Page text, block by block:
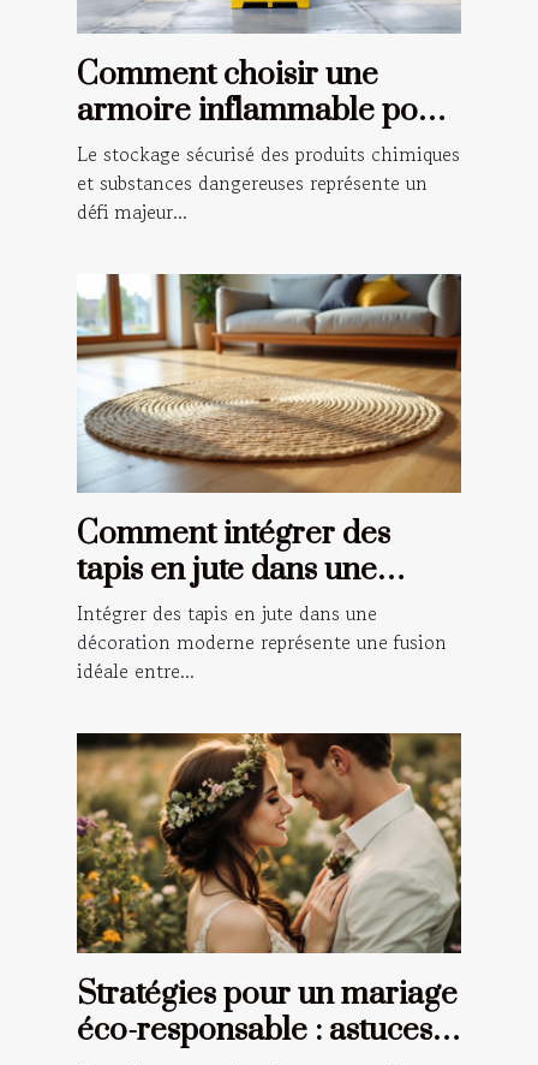
Comment choisir une
armoire inflammable pour
la sécurité de votre
entreprise
Le stockage sécurisé des produits chimiques
et substances dangereuses représente un
défi majeur...
Comment intégrer des
tapis en jute dans une
décoration moderne ?
Intégrer des tapis en jute dans une
décoration moderne représente une fusion
idéale entre...
Stratégies pour un mariage
éco-responsable : astuces